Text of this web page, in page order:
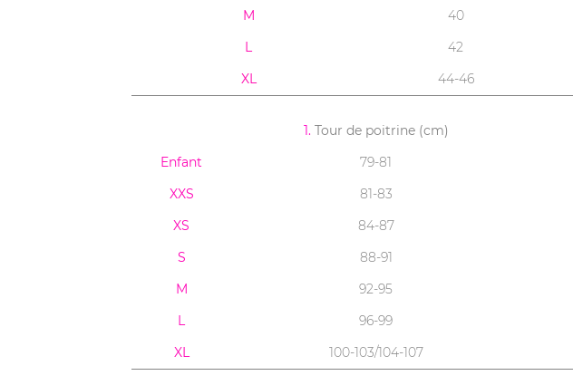
M
40
L
42
XL
44-46
1. Tour de poitrine (cm)
Enfant
79-81
XXS
81-83
XS
84-87
S
88-91
M
92-95
L
96-99
XL
100-103/104-107